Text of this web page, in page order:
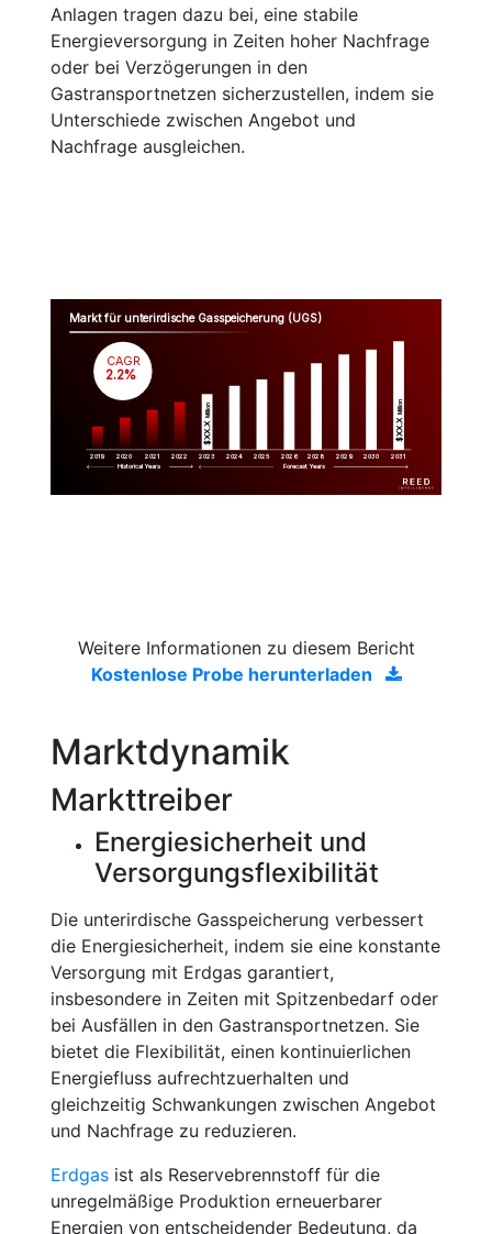
Anlagen tragen dazu bei, eine stabile
Energieversorgung in Zeiten hoher Nachfrage
oder bei Verzögerungen in den
Gastransportnetzen sicherzustellen, indem sie
Unterschiede zwischen Angebot und
Nachfrage ausgleichen.
Markt für unterirdische Gasspeicherung (UGS)
2019 2020 2021 2022 2023 2024 2025 2026 2028 2029 2030 2031
$XX.X
Million
$XX.X
Million
CAGR
2.2%
Historical Years Forecast Years
Weitere Informationen zu diesem Bericht
Kostenlose Probe herunterladen
Marktdynamik
Markttreiber
Energiesicherheit und
Versorgungsflexibilität
Die unterirdische Gasspeicherung verbessert
die Energiesicherheit, indem sie eine konstante
Versorgung mit Erdgas garantiert,
insbesondere in Zeiten mit Spitzenbedarf oder
bei Ausfällen in den Gastransportnetzen. Sie
bietet die Flexibilität, einen kontinuierlichen
Energiefluss aufrechtzuerhalten und
gleichzeitig Schwankungen zwischen Angebot
und Nachfrage zu reduzieren.
Erdgas ist als Reservebrennstoff für die
unregelmäßige Produktion erneuerbarer
Energien von entscheidender Bedeutung, da